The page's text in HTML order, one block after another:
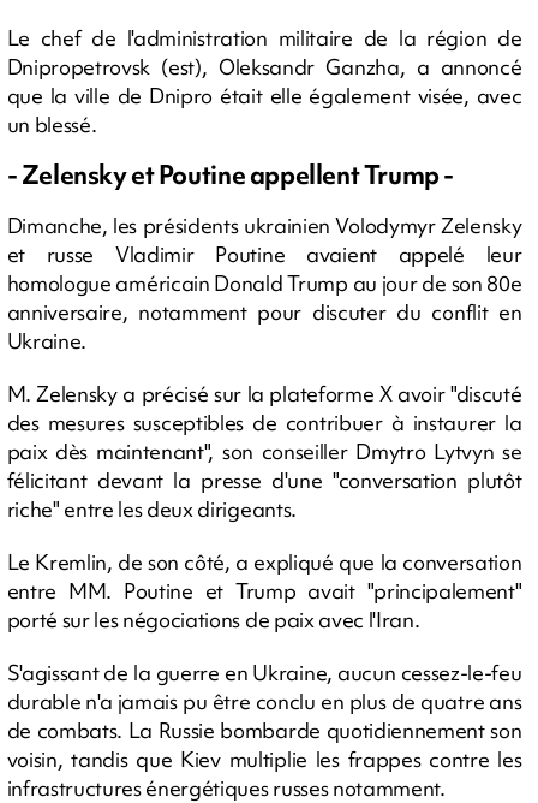
Le chef de l'administration militaire de la région de
Dnipropetrovsk (est), Oleksandr Ganzha, a annoncé
que la ville de Dnipro était elle également visée, avec
un blessé.
- Zelensky et Poutine appellent Trump -
Dimanche, les présidents ukrainien Volodymyr Zelensky
et russe Vladimir Poutine avaient appelé leur
homologue américain Donald Trump au jour de son 80e
anniversaire, notamment pour discuter du conflit en
Ukraine.
M. Zelensky a précisé sur la plateforme X avoir "discuté
des mesures susceptibles de contribuer à instaurer la
paix dès maintenant", son conseiller Dmytro Lytvyn se
félicitant devant la presse d'une "conversation plutôt
riche" entre les deux dirigeants.
Le Kremlin, de son côté, a expliqué que la conversation
entre MM. Poutine et Trump avait "principalement"
porté sur les négociations de paix avec l'Iran.
S'agissant de la guerre en Ukraine, aucun cessez-le-feu
durable n'a jamais pu être conclu en plus de quatre ans
de combats. La Russie bombarde quotidiennement son
voisin, tandis que Kiev multiplie les frappes contre les
infrastructures énergétiques russes notamment.